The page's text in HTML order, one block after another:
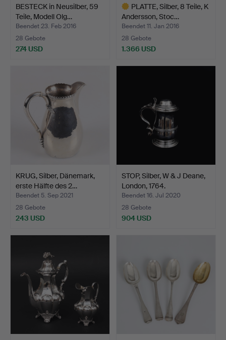
BESTECK in Neusilber, 59
Teile, Modell Olg…
Beendet 23. Feb 2016
28 Gebote
274 USD
PLATTE, Silber, 8 Teile, K
Andersson, Stoc…
Beendet 11. Jan 2016
28 Gebote
1.366 USD
KRUG, Silber, Dänemark,
erste Hälfte des 2…
Beendet 5. Sep 2021
28 Gebote
243 USD
STOP, Silber, W & J Deane,
London, 1764.
Beendet 16. Jul 2020
28 Gebote
904 USD